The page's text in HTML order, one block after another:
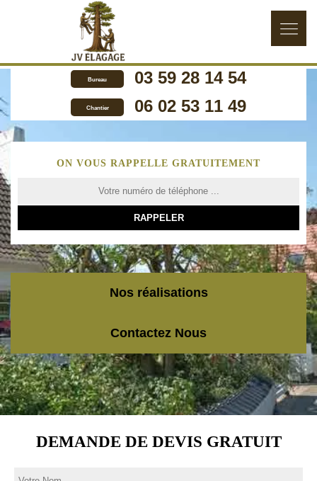
Bureau 03 59 28 14 54
Chantier 06 02 53 11 49
ON VOUS RAPPELLE GRATUITEMENT
Nos réalisations
Contactez Nous
DEMANDE DE DEVIS GRATUIT